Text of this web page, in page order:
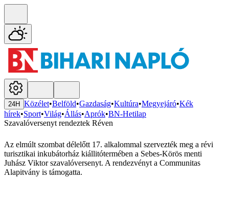
24H Közélet•Belföld•Gazdaság•Kultúra•Megyejáró•Kék
hírek•Sport•Világ•Állás•Aprók•BN-Hetilap
Szavalóversenyt rendeztek Réven
Az elmúlt szombat délelőtt 17. alkalommal szervezték meg a révi
turisztikai inkubátorház kiállitótermében a Sebes-Körös menti
Juhász Viktor szavalóversenyt. A rendezvényt a Communitas
Alapitvány is támogatta.